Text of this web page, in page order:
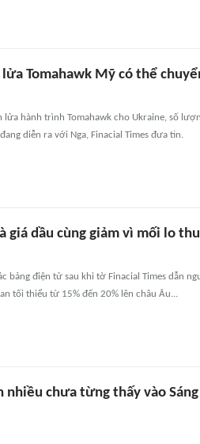
Tomahawk Mỹ có thể
lửa hành trình Tomahawk cho Ukraine, số
diễn ra với Nga, Finacial Times đưa tin.
giá dầu cùng giảm vì mối lo
bảng điện tử sau khi tờ Finacial Times dẫn
tối thiểu từ 15% đến 20% lên châu Âu...
nhiều chưa từng thấy vào